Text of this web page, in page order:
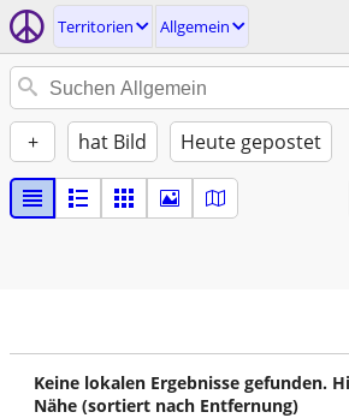
Territorien Allgemein
+ hat Bild Heute gepostet
Keine lokalen Ergebnisse gefunden.
Nähe (sortiert nach Entfernung)